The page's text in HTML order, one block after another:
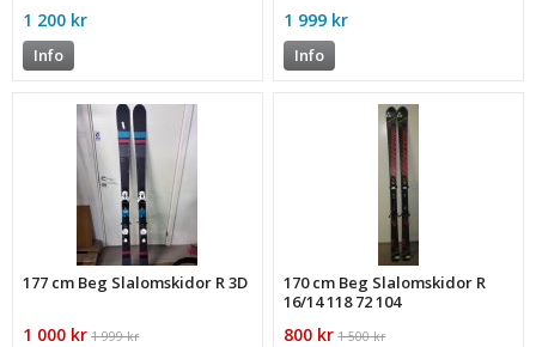
1 200 kr
Info
1 999 kr
Info
177 cm Beg Slalomskidor R 3D
1 000 kr 1 999 kr
170 cm Beg Slalomskidor R
16/14 118 72 104
800 kr 1 500 kr